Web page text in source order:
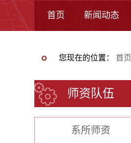
首页 新闻动态
您现在的位置： 首页
师资队伍
系所师资